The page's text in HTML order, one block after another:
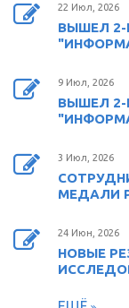
22 Июл, 2026
ВЫШЕЛ
9 Июл, 2026
ВЫШЕЛ
3 Июл, 2026
МЕДАЛИ
24 Июн, 2026
НОВЫЕ